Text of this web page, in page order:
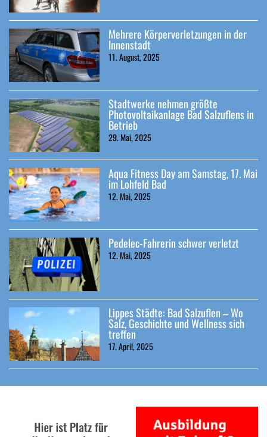
Mehrere Körperverletzungen in der
Innenstadt
11. August, 2025
Stadtwerke nehmen größte
Photovoltaikanlage Bad Salzuflens in
Betrieb
29. Mai, 2025
Aqua Fitness Day am Samstag, 17. Mai
im Lohfeld Bad
12. Mai, 2025
Pedelec-Fahrerin schwer verletzt
12. Mai, 2025
Lippes Städte: Bad Salzuflen – Wo
Salz, Geschichte und Wellness sich
treffen
17. April, 2025